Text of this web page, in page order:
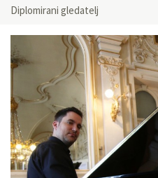
Diplomirani gledatelj